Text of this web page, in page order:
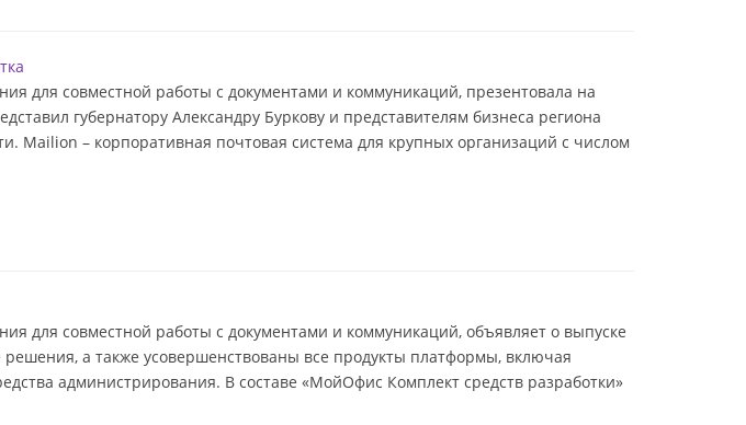
для совместной работы с документами и коммуникаций, презентовала на
губернатору Александру Буркову и представителям бизнеса региона
– корпоративная почтовая система для крупных организаций с числом
для совместной работы с документами и коммуникаций, объявляет о выпуске
а также усовершенствованы все продукты платформы, включая
администрирования. В составе «МойОфис Комплект средств разработки»